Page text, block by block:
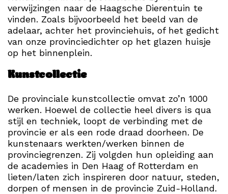
verwijzingen naar de Haagsche Dierentuin te
vinden. Zoals bijvoorbeeld het beeld van de
adelaar, achter het provinciehuis, of het gedicht
van onze provinciedichter op het glazen huisje
op het binnenplein.
Kunstcollectie
De provinciale kunstcollectie omvat zo’n 1000
werken. Hoewel de collectie heel divers is qua
stijl en techniek, loopt de verbinding met de
provincie er als een rode draad doorheen. De
kunstenaars werkten/werken binnen de
provinciegrenzen. Zij volgden hun opleiding aan
de academies in Den Haag of Rotterdam en
lieten/laten zich inspireren door natuur, steden,
dorpen of mensen in de provincie Zuid-Holland.